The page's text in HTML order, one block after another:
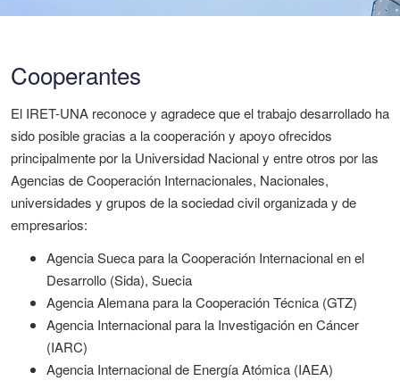
Cooperantes
El IRET-UNA reconoce y agradece que el trabajo desarrollado ha
sido posible gracias a la cooperación y apoyo ofrecidos
principalmente por la Universidad Nacional y entre otros por las
Agencias de Cooperación Internacionales, Nacionales,
universidades y grupos de la sociedad civil organizada y de
empresarios:
Agencia Sueca para la Cooperación Internacional en el
Desarrollo (Sida), Suecia
Agencia Alemana para la Cooperación Técnica (GTZ)
Agencia Internacional para la Investigación en Cáncer
(IARC)
Agencia Internacional de Energía Atómica (IAEA)